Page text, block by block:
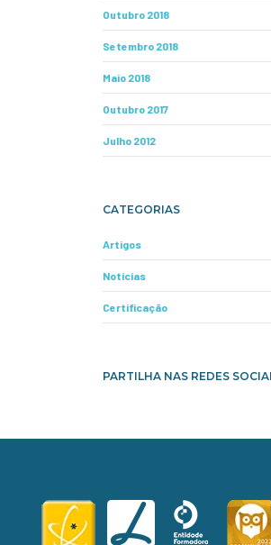
Outubro 2018
Setembro 2018
Maio 2018
Outubro 2017
Julho 2012
CATEGORIAS
Artigos
Notícias
Certificação
PARTILHA NAS REDES